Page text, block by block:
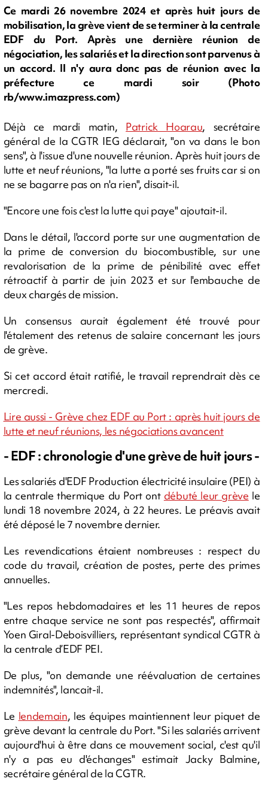
Ce mardi 26 novembre 2024 et après huit jours de
mobilisation, la grève vient de se terminer à la centrale
EDF du Port. Après une dernière réunion de
négociation, les salariés et la direction sont parvenus à
un accord. Il n'y aura donc pas de réunion avec la
préfecture ce mardi soir (Photo
rb/www.imazpress.com)
Déjà ce mardi matin, Patrick Hoarau, secrétaire
général de la CGTR IEG déclarait, "on va dans le bon
sens", à l'issue d'une nouvelle réunion. Après huit jours de
lutte et neuf réunions, "la lutte a porté ses fruits car si on
ne se bagarre pas on n'a rien", disait-il.
"Encore une fois c'est la lutte qui paye" ajoutait-il.
Dans le détail, l'accord porte sur une augmentation de
la prime de conversion du biocombustible, sur une
revalorisation de la prime de pénibilité avec effet
rétroactif à partir de juin 2023 et sur l'embauche de
deux chargés de mission.
Un consensus aurait également été trouvé pour
l'étalement des retenus de salaire concernant les jours
de grève.
Si cet accord était ratifié, le travail reprendrait dès ce
mercredi.
Lire aussi - Grève chez EDF au Port : après huit jours de
lutte et neuf réunions, les négociations avancent
- EDF : chronologie d'une grève de huit jours -
Les salariés d'EDF Production électricité insulaire (PEI) à
la centrale thermique du Port ont débuté leur grève le
lundi 18 novembre 2024, à 22 heures. Le préavis avait
été déposé le 7 novembre dernier.
Les revendications étaient nombreuses : respect du
code du travail, création de postes, perte des primes
annuelles.
"Les repos hebdomadaires et les 11 heures de repos
entre chaque service ne sont pas respectés", affirmait
Yoen Giral-Deboisvilliers, représentant syndical CGTR à
la centrale d’EDF PEI.
De plus, "on demande une réévaluation de certaines
indemnités", lancait-il.
Le lendemain, les équipes maintiennent leur piquet de
grève devant la centrale du Port. "Si les salariés arrivent
aujourd'hui à être dans ce mouvement social, c'est qu'il
n'y a pas eu d'échanges" estimait Jacky Balmine,
secrétaire général de la CGTR.